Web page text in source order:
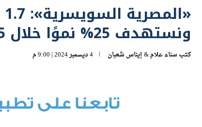
ونستهدف 25% نموًا خلال 2025
كتب سناء علام&إيناس شعبان 4 ديسمبر 2024 | 9:00 م